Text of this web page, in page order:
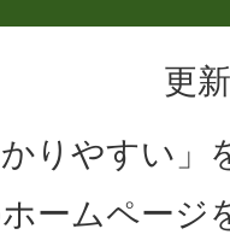
更
かりやすい
ームページ